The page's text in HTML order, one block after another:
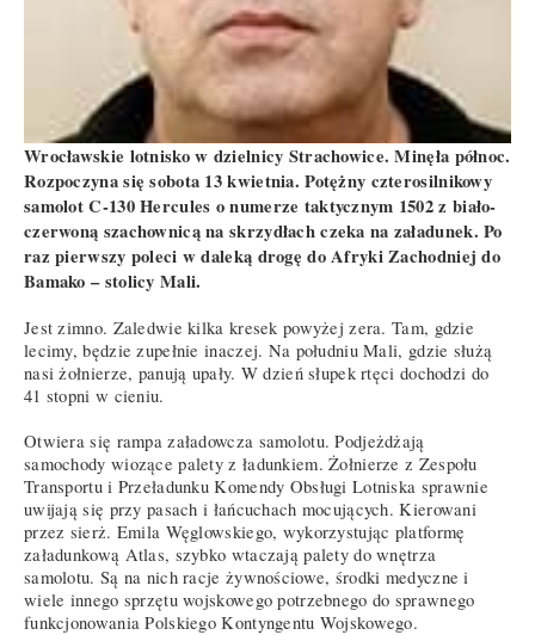
Wrocławskie lotnisko w dzielnicy Strachowice. Minęła północ.
Rozpoczyna się sobota 13 kwietnia. Potężny czterosilnikowy
samolot C-130 Hercules o numerze taktycznym 1502 z biało-
czerwoną szachownicą na skrzydłach czeka na załadunek. Po
raz pierwszy poleci w daleką drogę do Afryki Zachodniej do
Bamako – stolicy Mali.
Jest zimno. Zaledwie kilka kresek powyżej zera. Tam, gdzie
lecimy, będzie zupełnie inaczej. Na południu Mali, gdzie służą
nasi żołnierze, panują upały. W dzień słupek rtęci dochodzi do
41 stopni w cieniu.
Otwiera się rampa załadowcza samolotu. Podjeżdżają
samochody wiozące palety z ładunkiem. Żołnierze z Zespołu
Transportu i Przeładunku Komendy Obsługi Lotniska sprawnie
uwijają się przy pasach i łańcuchach mocujących. Kierowani
przez sierż. Emila Węglowskiego, wykorzystując platformę
załadunkową Atlas, szybko wtaczają palety do wnętrza
samolotu. Są na nich racje żywnościowe, środki medyczne i
wiele innego sprzętu wojskowego potrzebnego do sprawnego
funkcjonowania Polskiego Kontyngentu Wojskowego.